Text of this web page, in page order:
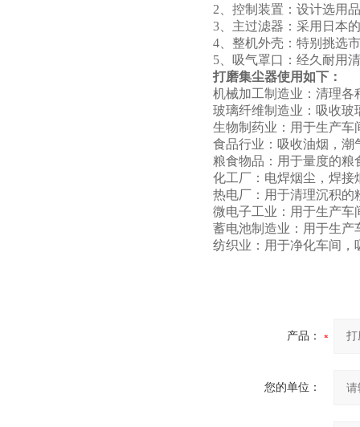
2、控制装置：设计选用
3、主过滤器：采用日本
4、整机外壳：特别挑选
5、吸气罩口：经久耐用
打磨集尘器使用如下：
机械加工制造业：清理各
玻璃纤维制造业：吸收玻
生物制药业：用于生产车
食品行业：吸收油烟，潮
粮食物品：用于量度的粮
化工厂：电焊烟尘，焊接
热电厂：用于清理沉积的
微电子工业：用于生产车
蓄电池制造业：用于生产
纺织业：用于净化车间，
产品：
您的单位：